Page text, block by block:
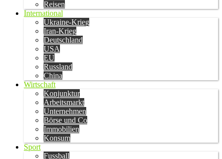
Reisen
International
Ukraine-Krieg
Iran-Krieg
Deutschland
USA
EU
Russland
China
Wirtschaft
Konjunktur
Arbeitsmarkt
Unternehmen
Börse und Co
Immobilien
Konsum
Sport
Fussball